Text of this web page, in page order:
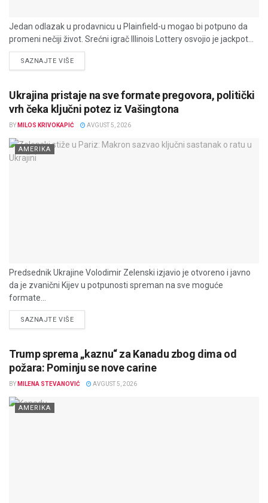
Jedan odlazak u prodavnicu u Plainfield-u mogao bi potpuno da
promeni nečiji život. Srećni igrač Illinois Lottery osvojio je jackpot...
SAZNAJTE VIŠEDETAILS
Ukrajina pristaje na sve formate pregovora, politički
vrh čeka ključni potez iz Vašingtona
BY MILOS KRIVOKAPIĆ AVGUST 5, 2026
AMERIKA
Predsednik Ukrajine Volodimir Zelenski izjavio je otvoreno i javno
da je zvanični Kijev u potpunosti spreman na sve moguće
formate...
SAZNAJTE VIŠEDETAILS
Trump sprema „kaznu“ za Kanadu zbog dima od
požara: Pominju se nove carine
BY MILENA STEVANOVIĆ AVGUST 5, 2026
AMERIKA